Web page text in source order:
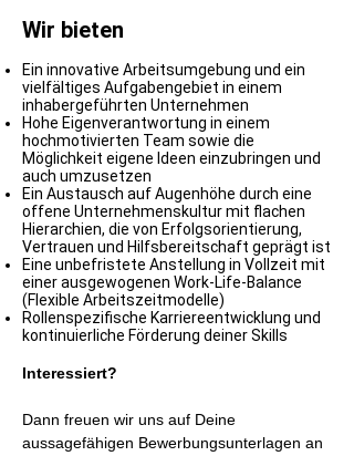
Wir bieten
Ein innovative Arbeitsumgebung und ein
vielfältiges Aufgabengebiet in einem
inhabergeführten Unternehmen
Hohe Eigenverantwortung in einem
hochmotivierten Team sowie die
Möglichkeit eigene Ideen einzubringen und
auch umzusetzen
Ein Austausch auf Augenhöhe durch eine
offene Unternehmenskultur mit flachen
Hierarchien, die von Erfolgsorientierung,
Vertrauen und Hilfsbereitschaft geprägt ist
Eine unbefristete Anstellung in Vollzeit mit
einer ausgewogenen Work-Life-Balance
(Flexible Arbeitszeitmodelle)
Rollenspezifische Karriereentwicklung und
kontinuierliche Förderung deiner Skills
Interessiert?
Dann freuen wir uns auf Deine
aussagefähigen Bewerbungsunterlagen an